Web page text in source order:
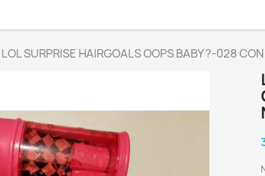
LOL SURPRISE HAIRGOALS OOPS BABY ?-028